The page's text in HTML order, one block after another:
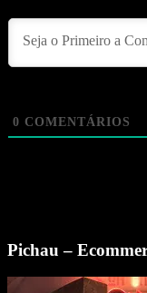
0 COMENTÁRIOS
Pichau –